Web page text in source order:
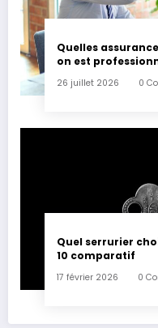
Quelles
on est
26 juillet 2026 0
Quel serrurier
10 comparatif
17 février 2026 0